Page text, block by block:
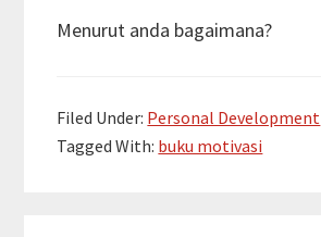
Menurut anda bagaimana?
Filed Under: Personal Development
Tagged With: buku motivasi